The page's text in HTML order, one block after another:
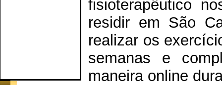
fisioterapêutico
residir em São
realizar os
semanas e
maneira online